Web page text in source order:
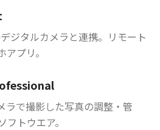
ジタルカメラと連携。リモート
プリ。
ラで撮影した写真の調整・管
トウエア。